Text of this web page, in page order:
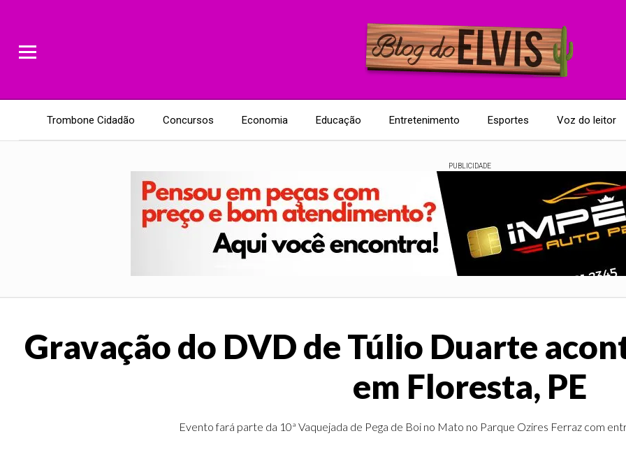
Trombone Cidadão Concursos Economia Educação Entretenimento Esportes Voz do leitor
PUBLICIDADE
Gravação do DVD de Túlio Duarte
em Floresta, PE
Evento fará parte da 10ª Vaquejada de Pega de Boi no Mato no Parque Ozires Ferraz com